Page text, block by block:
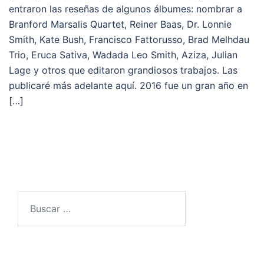
entraron las reseñas de algunos álbumes: nombrar a
Branford Marsalis Quartet, Reiner Baas, Dr. Lonnie
Smith, Kate Bush, Francisco Fattorusso, Brad Melhdau
Trio, Eruca Sativa, Wadada Leo Smith, Aziza, Julian
Lage y otros que editaron grandiosos trabajos. Las
publicaré más adelante aquí. 2016 fue un gran año en
[…]